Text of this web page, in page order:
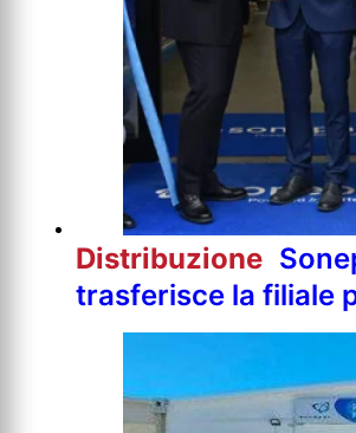
Distribuzione
trasferisce la filiale